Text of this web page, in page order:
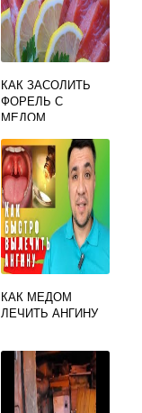
КАК ЗАСОЛИТЬ
ФОРЕЛЬ С
МЕДОМ
КАК МЕДОМ
ЛЕЧИТЬ АНГИНУ